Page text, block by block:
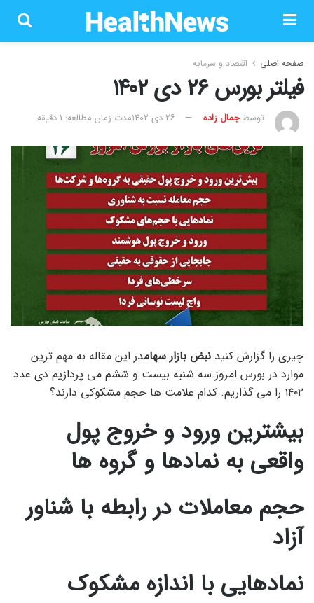
صفحه اصلی اقتصاد و سرمایه
فیلتر بورس ۲۶ دی ۱۴۰۲
توسطجمال زاده ۲۶ دی ۱۴۰۲ مدت زمان مطالعه: 1 دقیقه
چیزی را گزارش کنید نبض بازار سهامدر این مقاله به مهم ترین
موارد در بورس امروز سه شنبه بیست و ششم می پردازیم دی عدد
۱۴۰۲ را می گذاریم. کدام علامت ها حجم مشکوکی دارند؟
بیشترین ورود و خروج پول
واقعی به نمادها و گروه ها
حجم معاملات در رابطه با شناور
آزاد
نمادهایی با اندازه مشکوک